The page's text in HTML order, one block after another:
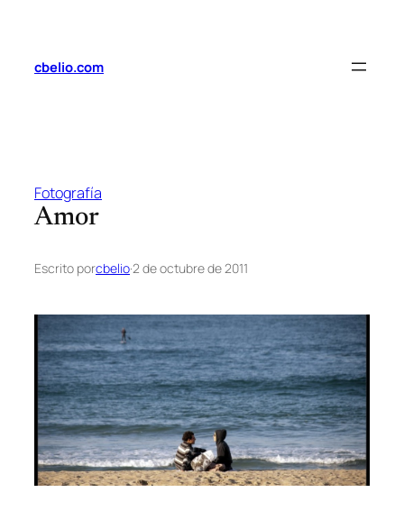
contenido
cbelio.com
Fotografía
Amor
Escrito porcbelio·2 de octubre de 2011